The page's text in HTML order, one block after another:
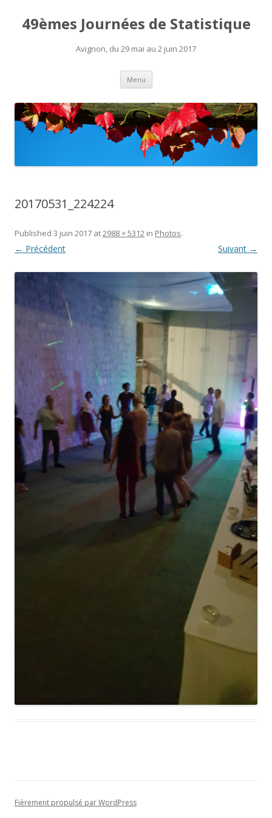
49èmes Journées de Statistique
Avignon, du 29 mai au 2 juin 2017
Menu Aller
contenu
20170531_224224
Published 3 juin 2017 at2988 × 5312 in Photos.
← Précédent Suivant →
Fièrement propulsé par WordPress